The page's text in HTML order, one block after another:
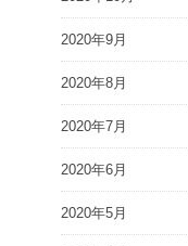
2020年9月
2020年8月
2020年7月
2020年6月
2020年5月